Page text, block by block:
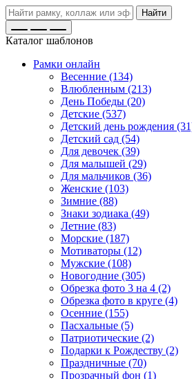
Найти
Каталог шаблонов
Рамки онлайн
Весенние (134)
Влюбленным (213)
День Победы (20)
Детские (537)
Детский день рождения
Детский сад (54)
Для девочек (39)
Для малышей (29)
Для мальчиков (36)
Женские (103)
Зимние (88)
Знаки зодиака (49)
Летние (83)
Морские (187)
Мотиваторы (12)
Мужские (108)
Новогодние (305)
Обрезка фото 3 на 4 (2)
Обрезка фото в круге (4)
Осенние (155)
Пасхальные (5)
Патриотические (2)
Подарки к Рождеству (2)
Праздничные (70)
Прозрачный фон (1)